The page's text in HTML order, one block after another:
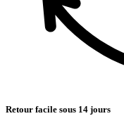
Retour facile sous 14 jours